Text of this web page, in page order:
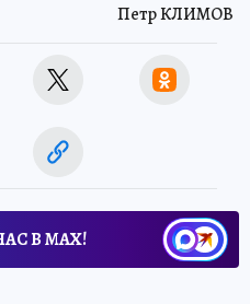
Петр КЛИМОВ
В МАХ!